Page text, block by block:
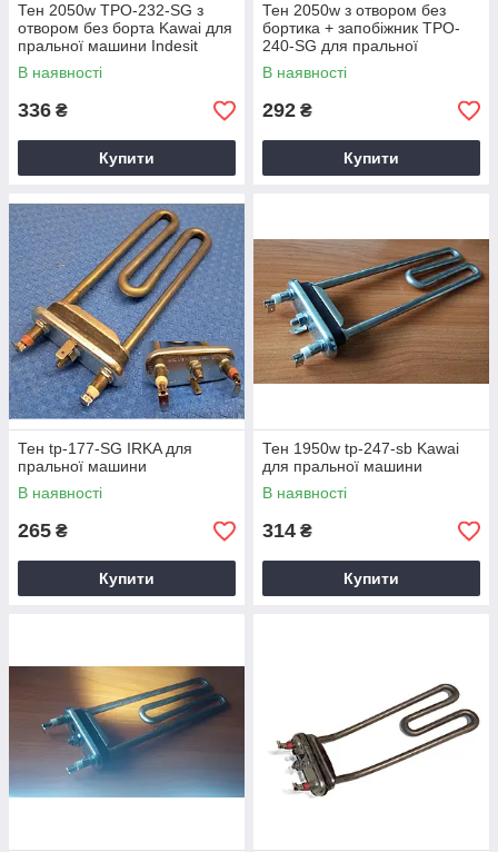
Тен 2050w TPO-232-SG з
отвором без борта Kawai для
пральної машини Indesit
Whirlpool
В наявності
336 ₴
Купити
Тен 2050w з отвором без
бортика + запобіжник TPO-
240-SG для пральної
машини
В наявності
292 ₴
Купити
Тен tp-177-SG IRKA для
пральної машини
В наявності
265 ₴
Купити
Тен 1950w tp-247-sb Kawai
для пральної машини
В наявності
314 ₴
Купити